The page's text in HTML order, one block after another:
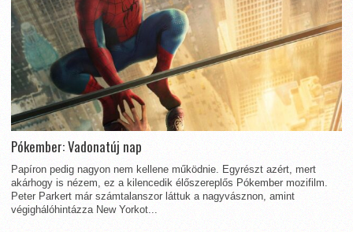
Pókember: Vadonatúj nap
Papíron pedig nagyon nem kellene működnie. Egyrészt azért, mert
akárhogy is nézem, ez a kilencedik élőszereplős Pókember mozifilm.
Peter Parkert már számtalanszor láttuk a nagyvásznon, amint
végighálóhintázza New Yorkot...